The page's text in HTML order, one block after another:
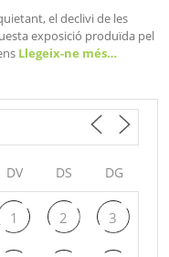
el declivi de les
exposició produïda pel
Llegeix-ne més…
DV DS DG
1 2 3